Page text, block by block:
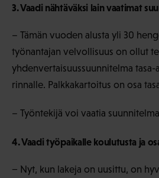
3. Vaadi nähtäväksi lain vaatimat
– Tämän vuoden alusta yli 30
työnantajan velvollisuus on ollut
yhdenvertaisuussuunnitelma
rinnalle. Palkkakartoitus on osa
– Työntekijä voi vaatia
4. Vaadi työpaikalle koulutusta ja
− Nyt, kun lakeja on uusittu, on